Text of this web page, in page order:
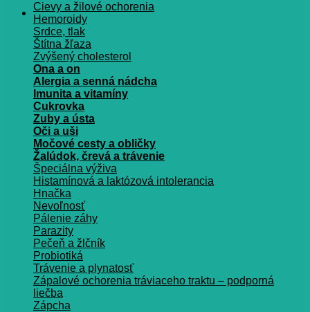
Cievy a žilové ochorenia
Hemoroidy
Srdce, tlak
Štítna žľaza
Zvýšený cholesterol
Ona a on
Alergia a senná nádcha
Imunita a vitamíny
Cukrovka
Zuby a ústa
Oči a uši
Močové cesty a obličky
Žalúdok, črevá a trávenie
Špeciálna výživa
Histamínová a laktózová intolerancia
Hnačka
Nevoľnosť
Pálenie záhy
Parazity
Pečeň a žlčník
Probiotiká
Trávenie a plynatosť
Zápalové ochorenia tráviaceho traktu – podporná
liečba
Zápcha